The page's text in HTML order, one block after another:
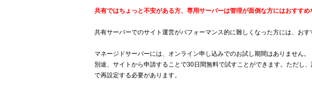
共有ではちょっと不安がある方、専用サーバーは管理が面倒な方にはおすすめ
共有サーバーでのサイト運営がパフォーマンス的に難しくなった方には、おす
マネージドサーバーには、オンライン申し込みでのお試し期間はありません。
別途、サイトから申請することで30日間無料で試すことができます。ただし
で再設定する必要があります。